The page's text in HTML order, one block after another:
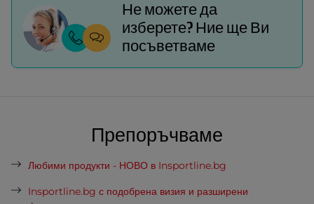
Не можете да
изберете? Ние ще Ви
посъветваме
Препоръчваме
Любими продукти - НОВО в Insportline.bg
Insportline.bg с подобрена визия и разширени